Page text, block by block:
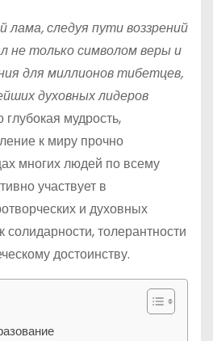
лама, следуя пути воззрений
не только символом веры и
для миллионов тибетцев,
духовных лидеров
глубокая мудрость,
к миру прочно
многих людей по всему
участвует в
и духовных
солидарности, толерантности
достоинству.